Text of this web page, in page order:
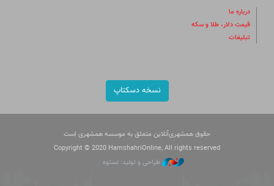
درباره ما
قیمت دلار، طلا و سکه
تبلیغات
نسخه دسکتاپ
حقوق همشهری‌آنلاین متعلق به موسسه همشهری است
Copyright © 2020 HamshahriOnline, All rights reserved
طراحی و تولید: نستوه